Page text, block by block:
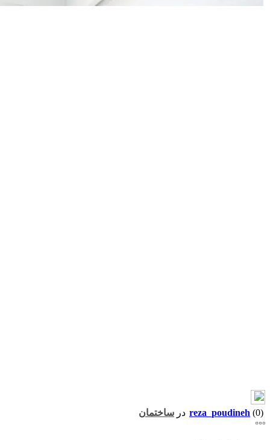
reza_poudineh (0) در ساختمان